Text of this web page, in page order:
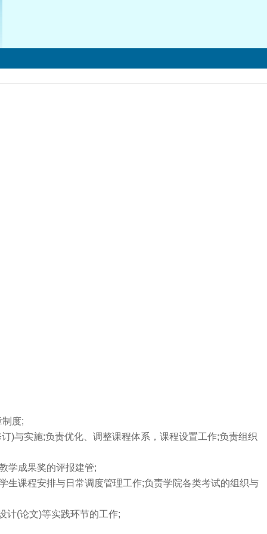
度;
与实施;负责优化、调整课程体系，课程设置工作;负责组织
学成果奖的评报建管;
课程安排与日常调度管理工作;负责学院各类考试的组织与
(论文)等实践环节的工作;